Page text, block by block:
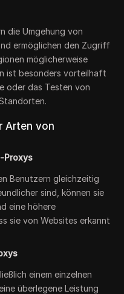
die Umgehung von
ermöglichen den Zugriff
möglicherweise
ist besonders vorteilhaft
oder das Testen von
Arten von
Proxys
Benutzern gleichzeitig
sind, können sie
eine höhere
sie von Websites erkannt
einem einzelnen
überlegene Leistung